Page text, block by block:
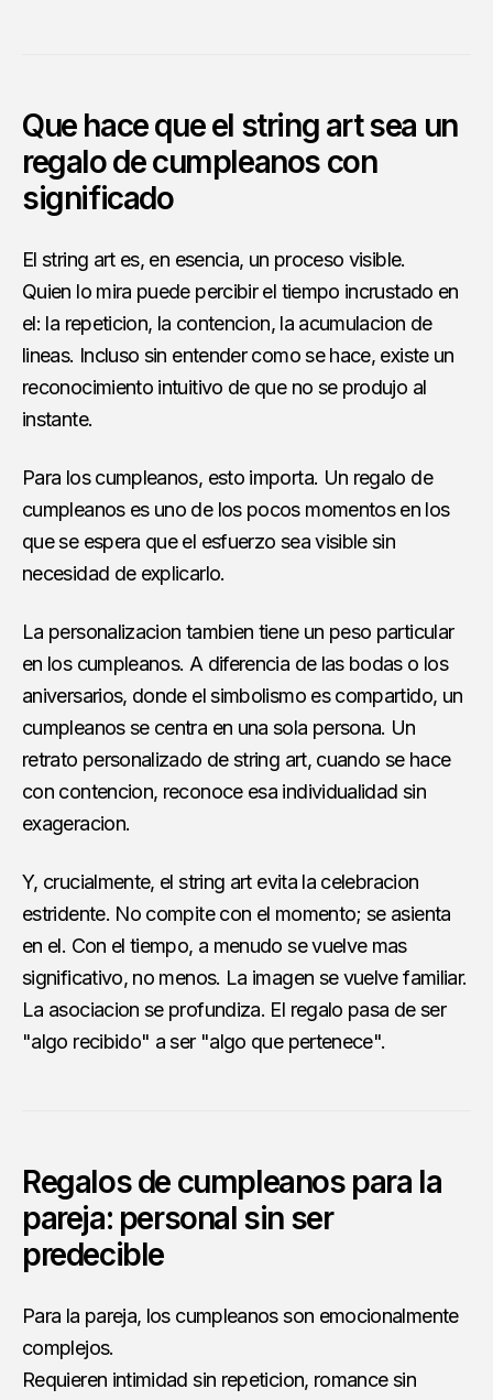
Que hace que el string art sea un
regalo de cumpleanos con
significado
El string art es, en esencia, un proceso visible.
Quien lo mira puede percibir el tiempo incrustado en
el: la repeticion, la contencion, la acumulacion de
lineas. Incluso sin entender como se hace, existe un
reconocimiento intuitivo de que no se produjo al
instante.
Para los cumpleanos, esto importa. Un regalo de
cumpleanos es uno de los pocos momentos en los
que se espera que el esfuerzo sea visible sin
necesidad de explicarlo.
La personalizacion tambien tiene un peso particular
en los cumpleanos. A diferencia de las bodas o los
aniversarios, donde el simbolismo es compartido, un
cumpleanos se centra en una sola persona. Un
retrato personalizado de string art, cuando se hace
con contencion, reconoce esa individualidad sin
exageracion.
Y, crucialmente, el string art evita la celebracion
estridente. No compite con el momento; se asienta
en el. Con el tiempo, a menudo se vuelve mas
significativo, no menos. La imagen se vuelve familiar.
La asociacion se profundiza. El regalo pasa de ser
"algo recibido" a ser "algo que pertenece".
Regalos de cumpleanos para la
pareja: personal sin ser
predecible
Para la pareja, los cumpleanos son emocionalmente
complejos.
Requieren intimidad sin repeticion, romance sin